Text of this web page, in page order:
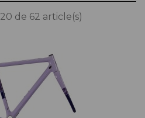
de 62 article(s)